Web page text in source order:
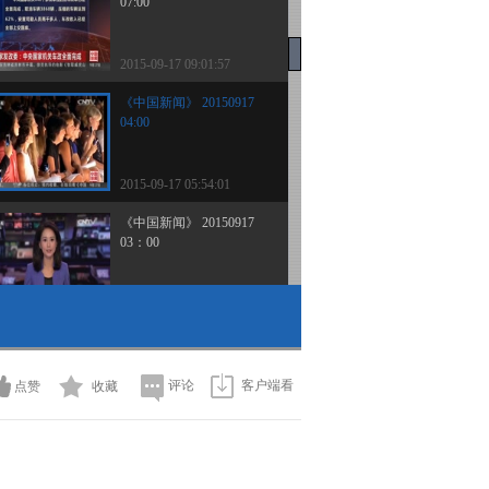
2015-09-17 09:01:57
《中国新闻》 20150917
04:00
2015-09-17 05:54:01
《中国新闻》 20150917
03：00
2015-09-17 01:47:55
点赞 收藏 评论 客户端看